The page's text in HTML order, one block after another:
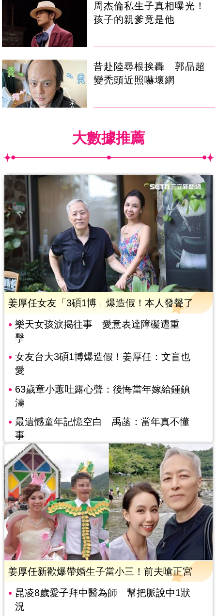
周杰倫私生子真相曝光！
孩子的親爹竟是他
昔赴陸尋根挨轟 郭品超
變禿頭近照嚇壞網
大數據推薦
姜厚任女友「3碩1博」爆造假！本人發聲了
樂天女孩淚揭往事 愛意表達障礙遭重
擊
女友台大3碩1博爆造假！姜厚任：文盲也
愛
63歲章小蕙吐露心聲：後悔當年嫁給鍾鎮
濤
最遺憾童年記憶空白 禹菡：當年真不懂
事
姜厚任新歡爆帶婚生子當小三！前夫嗆正宮
昆凌8歲愛子拜中醫為師 幫把脈說中1狀
況